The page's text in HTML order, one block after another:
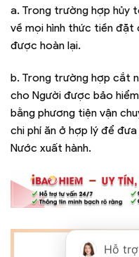
a. Trong trường hợp hủy
về mọi hình thức tiền đặt
được hoàn lại.
b. Trong trường hợp cắt
cho Người được bảo
bằng phương tiện vận
chi phí ăn ở hợp lý để
Nước xuất hành.
Hỗ